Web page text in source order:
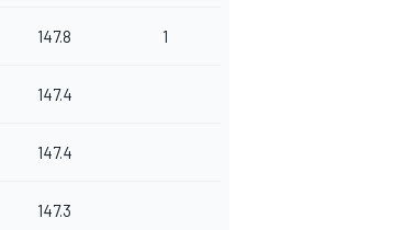
147.8 1
147.4
147.4
147.3